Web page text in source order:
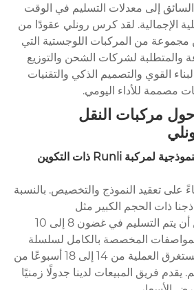
إلى معدلات التسليم في الوقت
الإجمالية. لقد كرس رونلي عقودًا من
من المركبات اللوجستية التي
والمتطلبة لشركات الشحن والتوزيع
القوي والتصميم الذكي والتقنيات
مصممة للأداء اليومي.
حول مركبات النقل
ما هي المهلة الزمنية النموذجية لمركبة Runli ذات التكوين
على تعقيد النموذج والتخصيص. بالنسبة
ذات الحجم الكبير مثل
UrbanMaster، يمكن أن يتم التسليم في غضون 8 إلى 10
المخصصة بالكامل لسلسلة
LongDistance، قد تستغرق العملية من 14 إلى 18 أسبوعًا من
يقدم فريق المبيعات لدينا جدولًا زمنيًا